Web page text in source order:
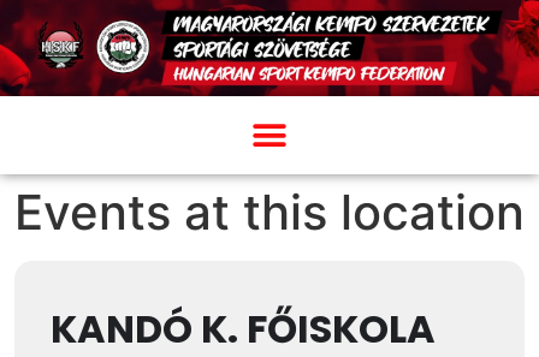
Events at this location
KANDÓ K. FŐISKOLA